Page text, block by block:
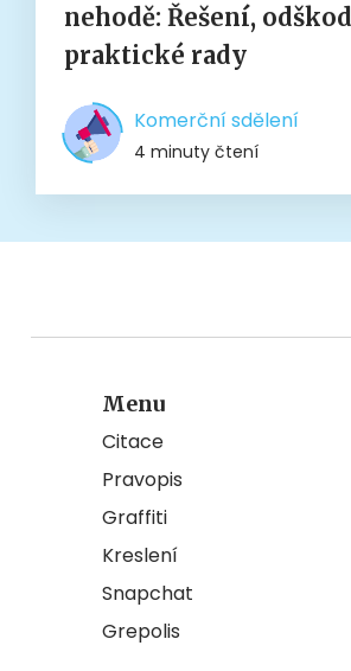
nehodě: Řešení,
praktické rady
Komerční sdělení
4 minuty čtení
Menu
Citace
Pravopis
Graffiti
Kreslení
Snapchat
Grepolis